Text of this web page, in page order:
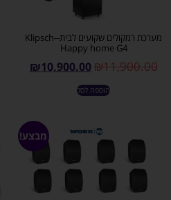
מערכת רמקולים שקועים לבית-Klipsch-
Happy home G4
₪11,900.00
₪10,900.00
הוספה לסל
מבצע!